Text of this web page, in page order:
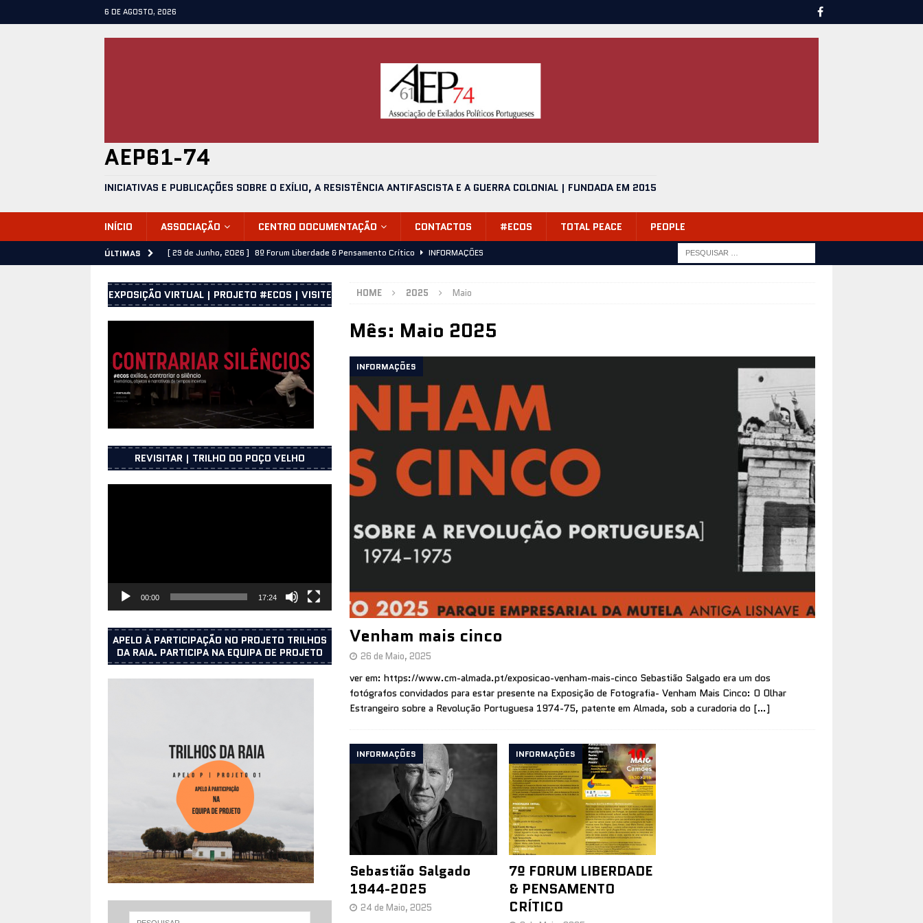
6 DE AGOSTO, 2026
AEP61-74
INICIATIVAS E PUBLICAÇÕES SOBRE O EXÍLIO, A RESISTÊNCIA ANTIFASCISTA E A GUERRA COLONIAL | FUNDADA EM 2015
INÍCIO ASSOCIAÇÃO CENTRO DOCUMENTAÇÃO CONTACTOS #ECOS TOTAL PEACE PEOPLE
ÚLTIMAS [ 29 de Junho, 2026 ] 8º Forum Liberdade & Pensamento Crítico
INFORMAÇÕES
[ 25 de Junho, 2026 ] 25 de Abril de 1974, Onde Estávamos? – Apresentação 11 de Julho 2026,
UNICEPE – Porto
INFORMAÇÕES
Os presos políticos durante a ditadura – Biblioteca de Alcântara 29 de julho
2025
INFORMAÇÕES
[ 23 de Julho, 2026 ]
Sessão de apresentação do livro 25 de Abril 1974, Onde estávamos? – 11 de
julho 2026 na UNICEPE na cidade do Porto
INFORMAÇÕES
HOME 2025 Maio
Mês: Maio 2025
INFORMAÇÕES
Venham mais cinco
26 de Maio, 2025
ver em: https://www.cm-almada.pt/exposicao-venham-mais-cinco Sebastião Salgado era um dos
fotógrafos convidados para estar presente na Exposição de Fotografia- Venham Mais Cinco: O Olhar
Estrangeiro sobre a Revolução Portuguesa 1974-75, patente em Almada, sob a curadoria do […]
INFORMAÇÕES
Sebastião Salgado
1944-2025
24 de Maio, 2025
INFORMAÇÕES
7º FORUM LIBERDADE
& PENSAMENTO
CRÍTICO
EXPOSIÇÃO VIRTUAL | PROJETO #ECOS | VISITE
REVISITAR | TRILHO DO POÇO VELHO
00:00 17:24
APELO À PARTICIPAÇÃO NO PROJETO TRILHOS
DA RAIA. PARTICIPA NA EQUIPA DE PROJETO